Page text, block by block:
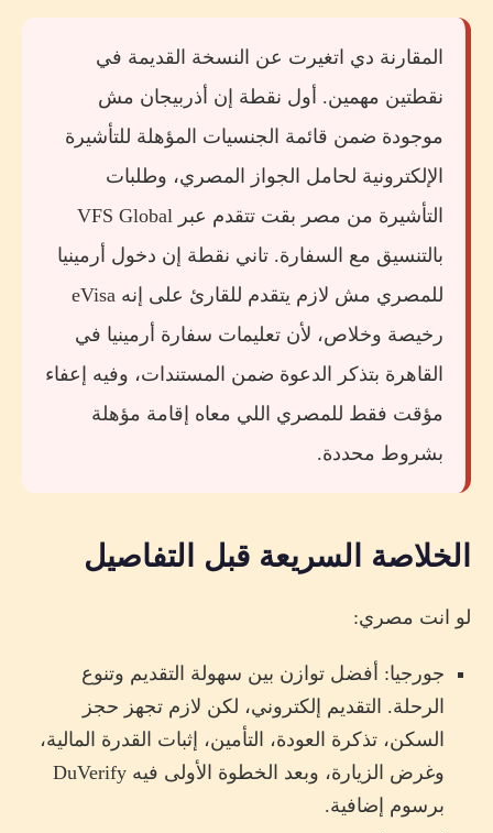
البرية
أرمينيا مع أذربيجان: مش مباشرة
الإنترنت في جورجيا وأرمينيا وأذربيجان
القرار النهائي: جورجيا ولا أرمينيا ولا أذربيجان؟
جدول المقارنة النهائي
أسئلة شائعة
هل جورجيا أرخص من أرمينيا وأذربيجان؟
هل أذربيجان eVisa للمصريين؟
هل السعودي يدخل التلات بلاد بدون فيزا؟
أنهي بلد أفضل للعائلات؟
ينفع أزور جورجيا وأرمينيا في رحلة واحدة؟
ينفع أروح من جورجيا لأذربيجان برا؟
الخلاصة
المصادر الرسمية
المقارنة دي اتغيرت عن النسخة القديمة في
نقطتين مهمين. أول نقطة إن أذربيجان مش
موجودة ضمن قائمة الجنسيات المؤهلة للتأشيرة
الإلكترونية لحامل الجواز المصري، وطلبات
التأشيرة من مصر بقت تتقدم عبر VFS Global
بالتنسيق مع السفارة. تاني نقطة إن دخول أرمينيا
للمصري مش لازم يتقدم للقارئ على إنه eVisa
رخيصة وخلاص، لأن تعليمات سفارة أرمينيا في
القاهرة بتذكر الدعوة ضمن المستندات، وفيه إعفاء
مؤقت فقط للمصري اللي معاه إقامة مؤهلة
بشروط محددة.
الخلاصة السريعة قبل التفاصيل
لو انت مصري:
جورجيا: أفضل توازن بين سهولة التقديم وتنوع
الرحلة. التقديم إلكتروني، لكن لازم تجهز حجز
السكن، تذكرة العودة، التأمين، إثبات القدرة المالية،
وغرض الزيارة، وبعد الخطوة الأولى فيه DuVerify
برسوم إضافية.